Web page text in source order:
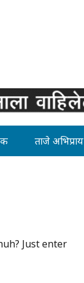
ताजे अभिप्राय
Just enter